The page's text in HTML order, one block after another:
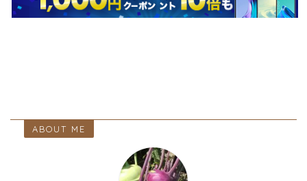
ABOUT ME